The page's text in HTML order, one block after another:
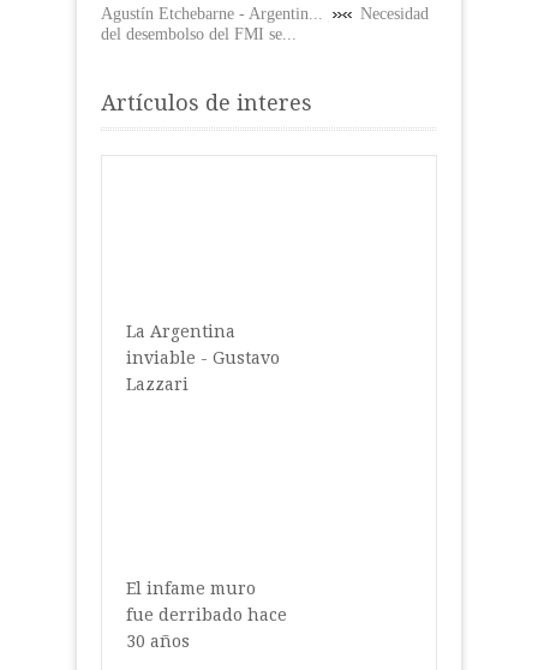
Agustín Etchebarne - Argentin...
Necesidad
del desembolso del FMI se...
Artículos de interes
La Argentina
inviable - Gustavo
Lazzari
El infame muro
fue derribado hace
30 años